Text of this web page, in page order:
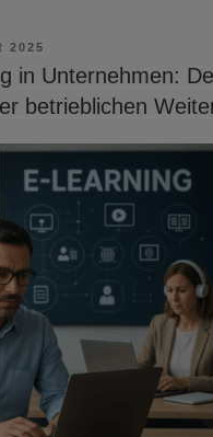
2025
in Unternehmen:
betrieblichen